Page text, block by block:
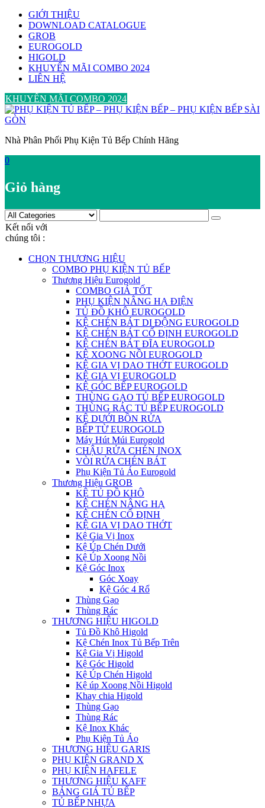
Skip
content
GIỚI THIỆU
DOWNLOAD CATALOGUE
GROB
EUROGOLD
HIGOLD
KHUYẾN MÃI COMBO 2024
LIÊN HỆ
KHUYẾN MÃI COMBO 2024
Nhà Phân Phối Phụ Kiện Tủ Bếp Chính Hãng
0
Giỏ hàng
Kết nối với
chúng tôi :
CHỌN THƯƠNG HIỆU
COMBO PHỤ KIỆN TỦ BẾP
Thương Hiệu Eurogold
COMBO GIÁ TỐT
PHỤ KIỆN NÂNG HẠ ĐIỆN
TỦ ĐỒ KHÔ EUROGOLD
KỆ CHÉN BÁT DI ĐỘNG EUROGOLD
KỆ CHÉN BÁT CỐ ĐỊNH EUROGOLD
KỆ CHÉN BÁT ĐĨA EUROGOLD
KỆ XOONG NỒI EUROGOLD
KỆ GIA VỊ DAO THỚT EUROGOLD
KỆ GIA VỊ EUROGOLD
KỆ GÓC BẾP EUROGOLD
THÙNG GẠO TỦ BẾP EUROGOLD
THÙNG RÁC TỦ BẾP EUROGOLD
KỆ DƯỚI BỒN RỬA
BẾP TỪ EUROGOLD
Máy Hút Múi Eurogold
CHẬU RỬA CHÉN INOX
VÒI RỬA CHÉN BÁT
Phụ Kiện Tủ Áo Eurogold
Thương Hiệu GROB
KỆ TỦ ĐỒ KHÔ
KỆ CHÉN NÂNG HẠ
KỆ CHÉN CỐ ĐỊNH
KỆ GIA VỊ DAO THỚT
Kệ Gia Vị Inox
Kệ Úp Chén Dưới
Kệ Úp Xoong Nồi
Kệ Góc Inox
Góc Xoay
Kệ Góc 4 Rổ
Thùng Gạo
Thùng Rác
THƯƠNG HIỆU HIGOLD
Tủ Đồ Khô Higold
Kệ Chén Inox Tủ Bếp Trên
Kệ Gia Vị Higold
Kệ Góc Higold
Kệ Úp Chén Higold
Kệ úp Xoong Nồi Higold
Khay chia Higold
Thùng Gạo
Thùng Rác
Kệ Inox Khác
Phụ Kiện Tủ Áo
THƯƠNG HIỆU GARIS
PHỤ KIỆN GRAND X
PHỤ KIỆN HAFELE
THƯƠNG HIỆU KAFF
BẢNG GIÁ TỦ BẾP
TỦ BẾP NHỰA